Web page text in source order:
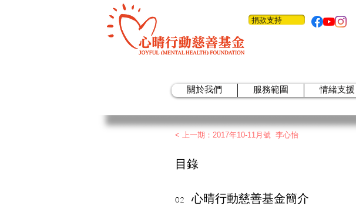
捐款支持
關於我們 服務範圍 情緒支援
< 上一期：2017年10-11月號 李心怡
目錄
02心晴行動慈善基金簡介